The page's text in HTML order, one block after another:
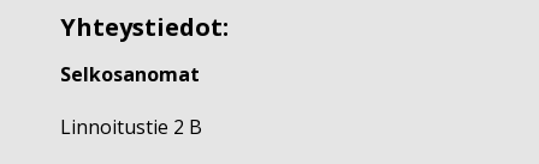
Yhteystiedot:
Selkosanomat
Linnoitustie 2 B